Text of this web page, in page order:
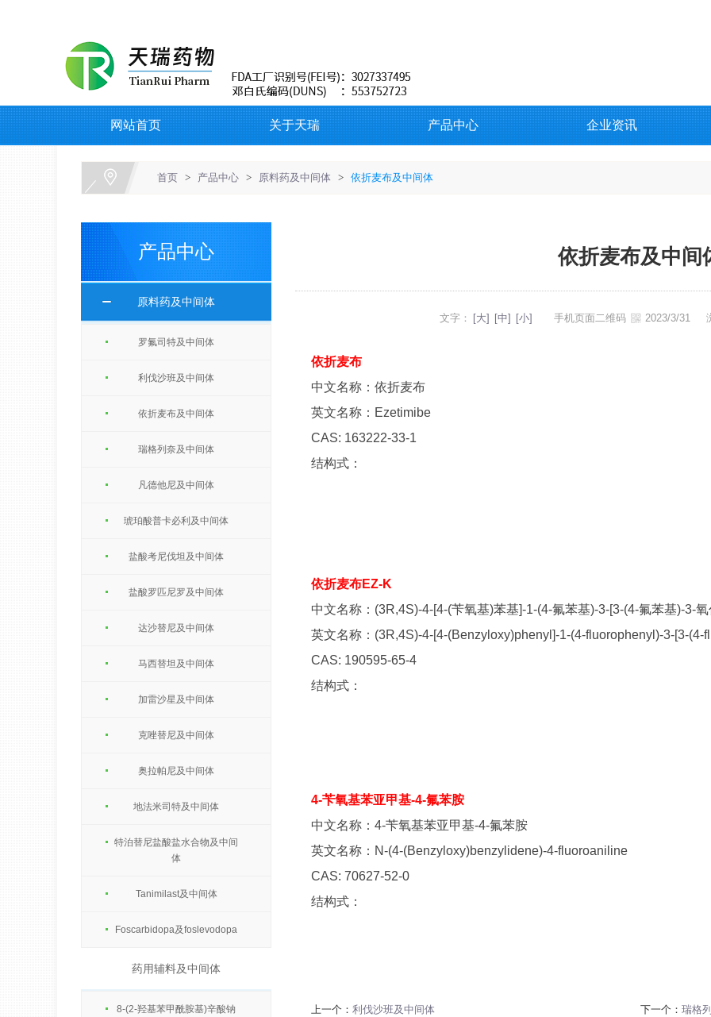
网站首页 关于天瑞 产品中心 企业资讯
首页 > 产品中心 > 原料药及中间体 > 依折麦布及中间体
产品中心
原料药及中间体
罗氟司特及中间体
利伐沙班及中间体
依折麦布及中间体
瑞格列奈及中间体
凡德他尼及中间体
琥珀酸普卡必利及中间体
盐酸考尼伐坦及中间体
盐酸罗匹尼罗及中间体
达沙替尼及中间体
马西替坦及中间体
加雷沙星及中间体
克唑替尼及中间体
奥拉帕尼及中间体
地法米司特及中间体
特泊替尼盐酸盐水合物及中间
体
Tanimilast及中间体
Foscarbidopa及foslevodopa
药用辅料及中间体
8-(2-羟基苯甲酰胺基)辛酸钠
依折麦布及中间
文字： [大] [中] [小] 手机页面二维码 2023/3/31
依折麦布
中文名称：依折麦布
英文名称：Ezetimibe
CAS: 163222-33-1
结构式：
依折麦布EZ-K
中文名称：(3R,4S)-4-[4-(苄氧基)苯基]-1-(4-氟苯基)-3-[3-(4-氟苯基)-3-
英文名称：(3R,4S)-4-[4-(Benzyloxy)phenyl]-1-(4-fluorophenyl)-3-[3-
CAS: 190595-65-4
结构式：
4-苄氧基苯亚甲基-4-氟苯胺
中文名称：4-苄氧基苯亚甲基-4-氟苯胺
英文名称：N-(4-(Benzyloxy)benzylidene)-4-fluoroaniline
CAS: 70627-52-0
结构式：
上一个： 利伐沙班及中间体 下一个： 瑞格